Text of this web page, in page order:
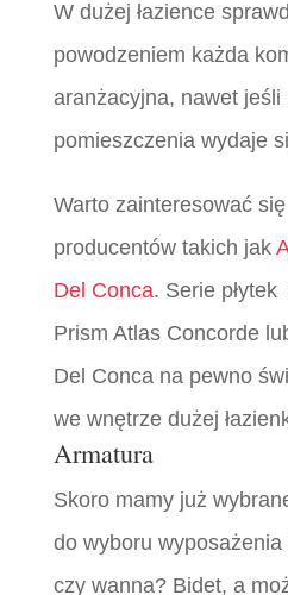
W dużej łazience
powodzeniem każda
aranżacyjna, nawet jeśli
pomieszczenia wydaje
Warto zainteresować
producentów takich jak
Del Conca. Serie
Prism Atlas Concorde
Del Conca na pewno
we wnętrze dużej
Armatura
Skoro mamy już
do wyboru wyposażenia
czy wanna? Bidet, a